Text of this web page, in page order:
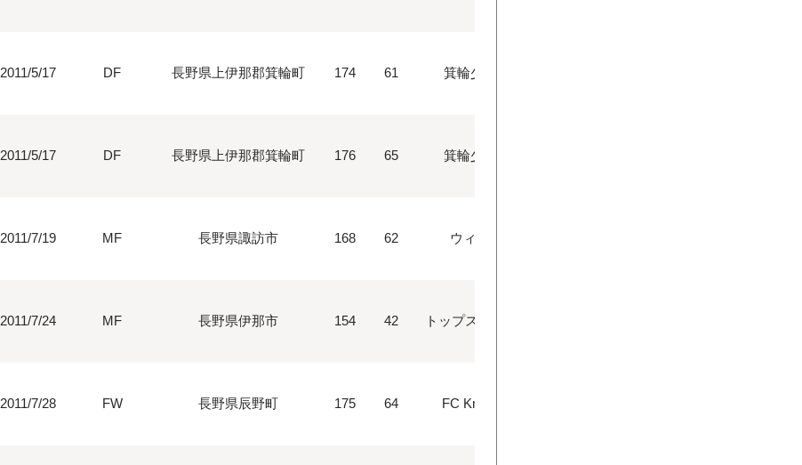
2011/5/17 DF 長野県上伊那郡箕輪町 174 61 箕輪少年FCJr
2011/5/17 DF 長野県上伊那郡箕輪町 176 65 箕輪少年FCJr
2011/7/19 MF 長野県諏訪市 168 62 ウィンズFC
2011/7/24 MF 長野県伊那市 154 42 トップストーン伊那
2011/7/28 FW 長野県辰野町 175 64 FC Knights FC